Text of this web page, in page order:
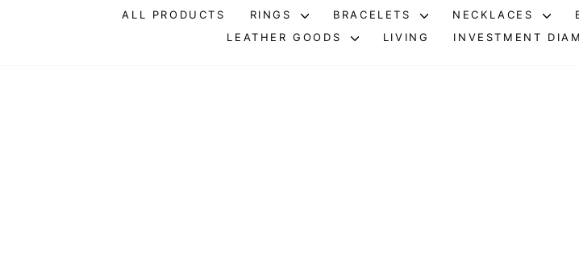
ALL PRODUCTS RINGS BRACELETS NECKLACES
LEATHER GOODS
LIVING INVESTMENT